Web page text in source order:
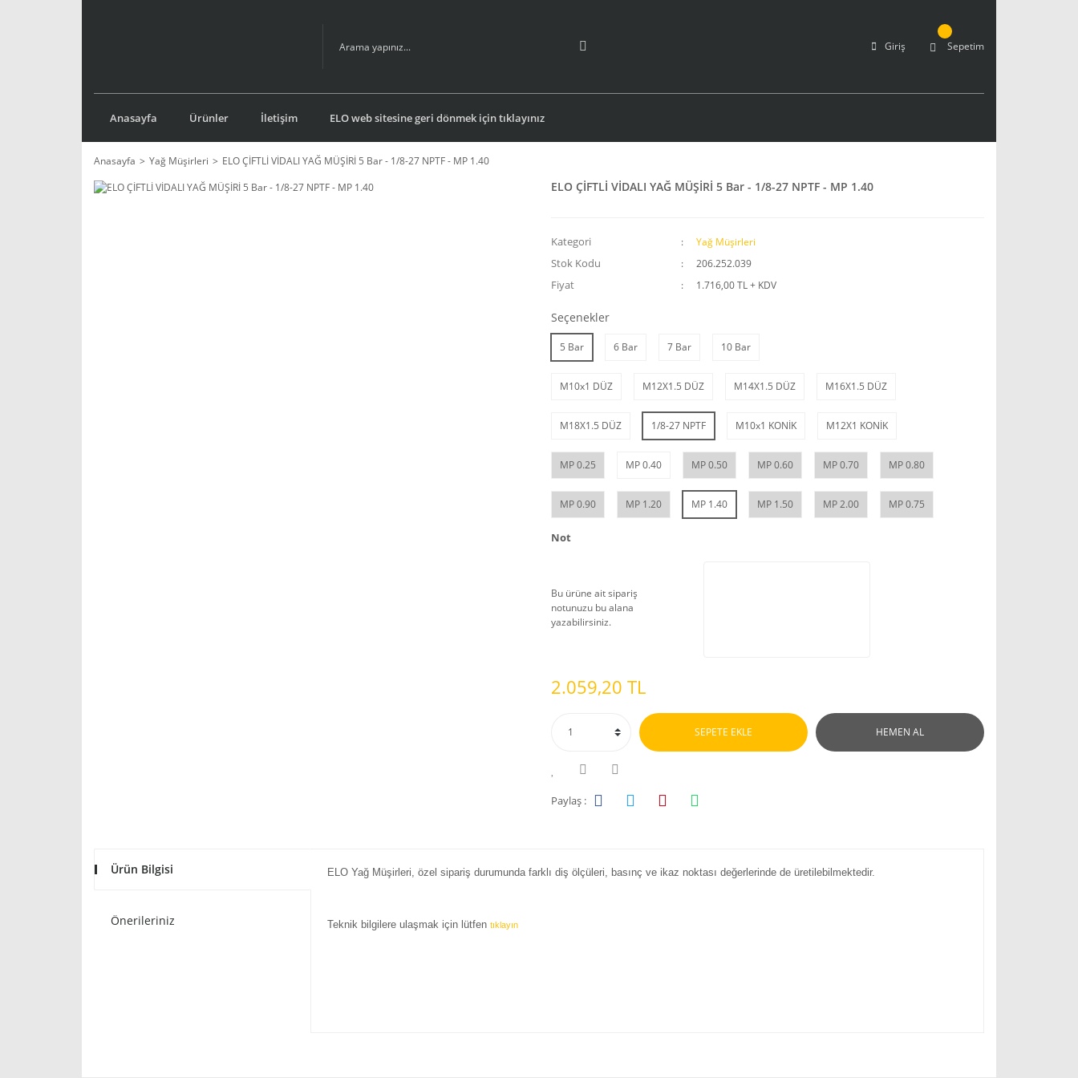
Giriş Sepetim
Anasayfa Ürünler İletişim ELO web sitesine geri dönmek için tıklayınız
Anasayfa Yağ Müşirleri ELO ÇİFTLİ VİDALI YAĞ MÜŞİRİ 5 Bar - 1/8-27 NPTF - MP 1.40
ELO ÇİFTLİ VİDALI YAĞ MÜŞİRİ 5 Bar - 1/8-27 NPTF - MP 1.40
Kategori Yağ Müşirleri
Stok Kodu 206.252.039
Fiyat 1.716,00 TL + KDV
Seçenekler
5 Bar 6 Bar 7 Bar 10 Bar
M10x1 DÜZ M12X1.5 DÜZ M14X1.5 DÜZ M16X1.5 DÜZ
M18X1.5 DÜZ 1/8-27 NPTF M10x1 KONİK M12X1 KONİK
MP 0.25 MP 0.40 MP 0.50 MP 0.60 MP 0.70 MP 0.80
MP 0.90 MP 1.20 MP 1.40 MP 1.50 MP 2.00 MP 0.75
Not
Bu ürüne ait sipariş
notunuzu bu alana
yazabilirsiniz.
2.059,20 TL
SEPETE EKLE HEMEN AL
Paylaş :
Ürün Bilgisi
Önerileriniz
ELO Yağ Müşirleri, özel sipariş durumunda farklı diş ölçüleri, basınç ve ikaz noktası değerlerinde de üretilebilmektedir.
Teknik bilgilere ulaşmak için lütfen tıklayın